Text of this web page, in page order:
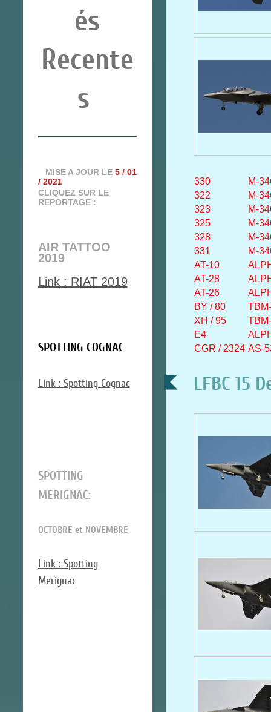
330
M-
322
M-
323
M-
325
M-
328
M-
331
M-
AT-10
AT-28
AT-26
BY / 80
XH / 95
E4
CGR / 2324 AS-
LFBC 15
és
Recente
s
MISE A JOUR LE 5 / 01
/ 2021
CLIQUEZ SUR LE
REPORTAGE :
AIR TATTOO
2019
Link : RIAT 2019
SPOTTING COGNAC
Link : Spotting Cognac
SPOTTING
MERIGNAC:
OCTOBRE et NOVEMBRE
Link : Spotting
Merignac